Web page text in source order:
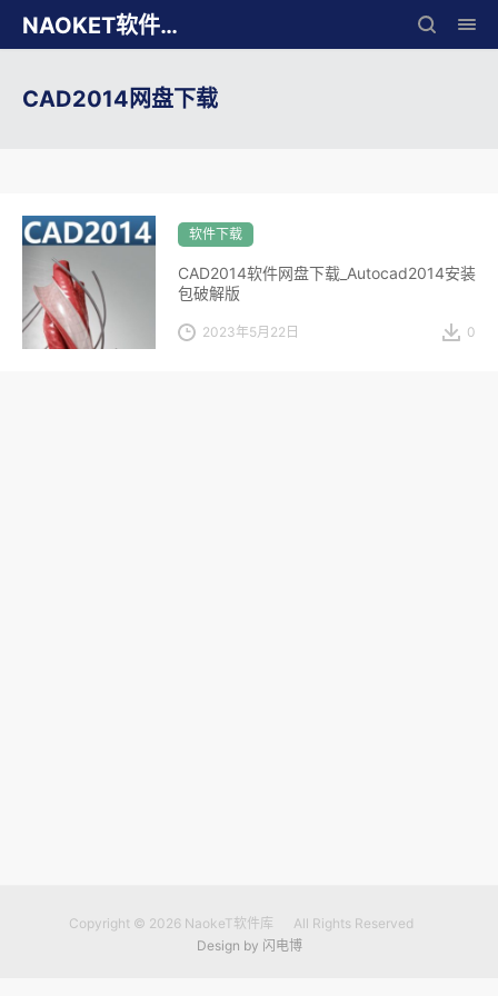
NAOKET软件库
CAD2014网盘下载
软件下载
CAD2014软件网盘下载_Autocad2014安装
包破解版
2023年5月22日 0
Copyright © 2026 NaokeT软件库
All Rights Reserved
Design by 闪电博